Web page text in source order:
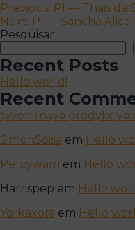
Navegação
de
artigos
Previous: PI — Thais da
Next: PI — Sancha
Pesquisar
Recent Posts
Hello world!
Recent
syvenirnaya prodykciya
SimonSoisa em Hello
Percywam em Hello
Harrispep em Hello
Yorkaxora em Hello